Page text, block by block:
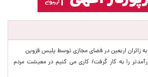
زائران اربعین در فضای مجازی توسط پلیس قزوین
را به کار گرفت/ کاری می کنیم در معیشت مردم